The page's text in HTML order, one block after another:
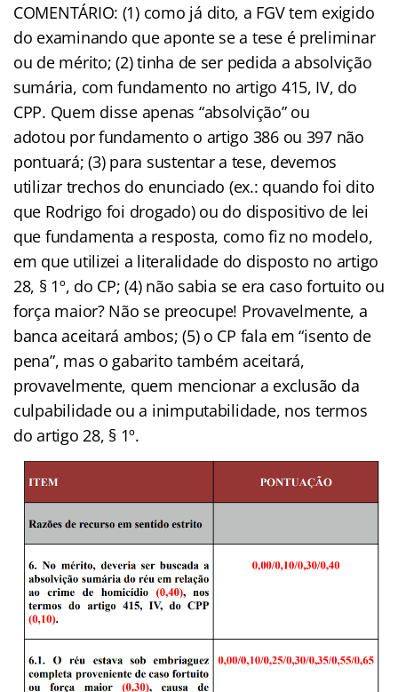
COMENTÁRIO: (1) como já dito, a FGV tem exigido
do examinando que aponte se a tese é preliminar
ou de mérito; (2) tinha de ser pedida a absolvição
sumária, com fundamento no artigo 415, IV, do
CPP. Quem disse apenas “absolvição” ou
adotou por fundamento o artigo 386 ou 397 não
pontuará; (3) para sustentar a tese, devemos
utilizar trechos do enunciado (ex.: quando foi dito
que Rodrigo foi drogado) ou do dispositivo de lei
que fundamenta a resposta, como fiz no modelo,
em que utilizei a literalidade do disposto no artigo
28, § 1º, do CP; (4) não sabia se era caso fortuito ou
força maior? Não se preocupe! Provavelmente, a
banca aceitará ambos; (5) o CP fala em “isento de
pena”, mas o gabarito também aceitará,
provavelmente, quem mencionar a exclusão da
culpabilidade ou a inimputabilidade, nos termos
do artigo 28, § 1º.